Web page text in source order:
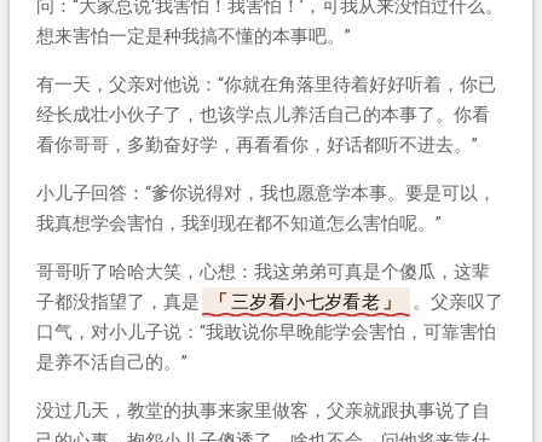
问：“大家总说‘我害怕！我害怕！’，可我从来没怕过什么。
想来害怕一定是种我搞不懂的本事吧。”
有一天，父亲对他说：“你就在角落里待着好好听着，你已
经长成壮小伙子了，也该学点儿养活自己的本事了。你看
看你哥哥，多勤奋好学，再看看你，好话都听不进去。”
小儿子回答：“爹你说得对，我也愿意学本事。要是可以，
我真想学会害怕，我到现在都不知道怎么害怕呢。”
哥哥听了哈哈大笑，心想：我这弟弟可真是个傻瓜，这辈
子都没指望了，真是
三岁看小七岁看老
。父亲叹了
口气，对小儿子说：“我敢说你早晚能学会害怕，可靠害怕
是养不活自己的。”
没过几天，教堂的执事来家里做客，父亲就跟执事说了自